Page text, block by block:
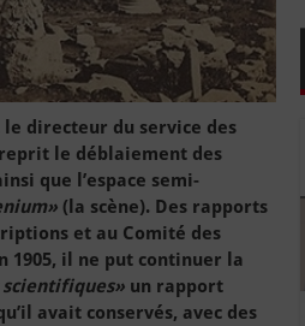
le directeur du service des
le déblaiement des
que l’espace semi-
(la scène). Des rapports
et au Comité des
1905, il ne put continuer la
scientifiques» un rapport
avait conservés, avec des